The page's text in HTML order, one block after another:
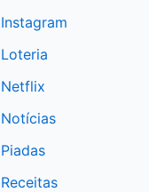
Instagram
Loteria
Netflix
Notícias
Piadas
Receitas